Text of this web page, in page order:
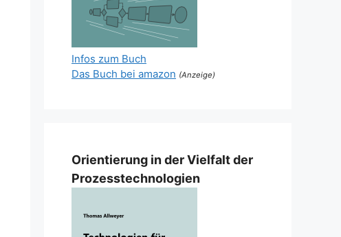
Infos zum Buch
Das Buch bei amazon (Anzeige)
Orientierung in der Vielfalt der
Prozesstechnologien